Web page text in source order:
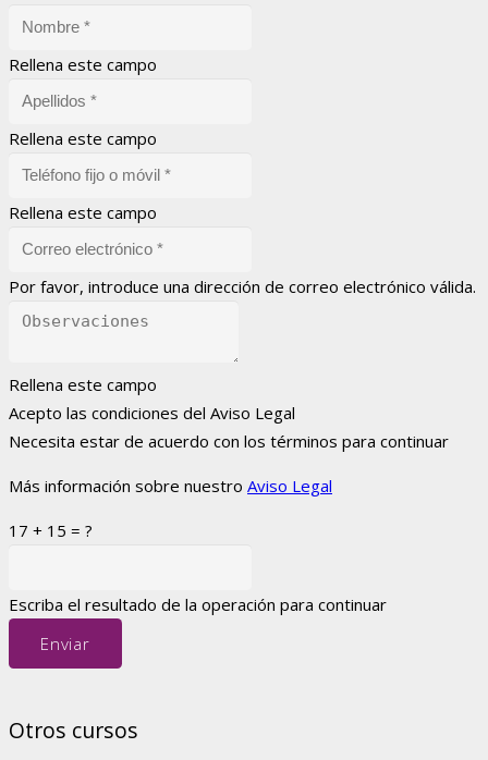
Rellena este campo
Rellena este campo
Rellena este campo
Por favor, introduce una dirección de correo electrónico válida.
Rellena este campo
Acepto las condiciones del Aviso Legal
Necesita estar de acuerdo con los términos para continuar
Más información sobre nuestro Aviso Legal
17 + 15 = ?
Escriba el resultado de la operación para continuar
Enviar
Otros cursos